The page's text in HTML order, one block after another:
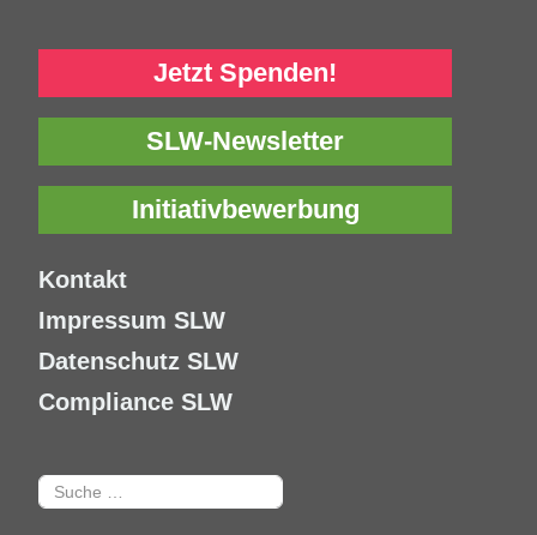
Jetzt Spenden!
SLW-Newsletter
Initiativbewerbung
Kontakt
Impressum SLW
Datenschutz SLW
Compliance SLW
Suchen